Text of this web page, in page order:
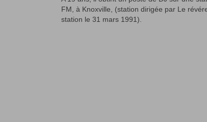
FM, à Knoxville, (station dirigée par Le
station le 31 mars 1991).